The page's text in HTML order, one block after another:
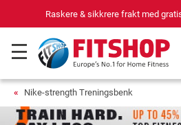
Raskere & sikkrere frakt med
Nike-strength Treningsbenk